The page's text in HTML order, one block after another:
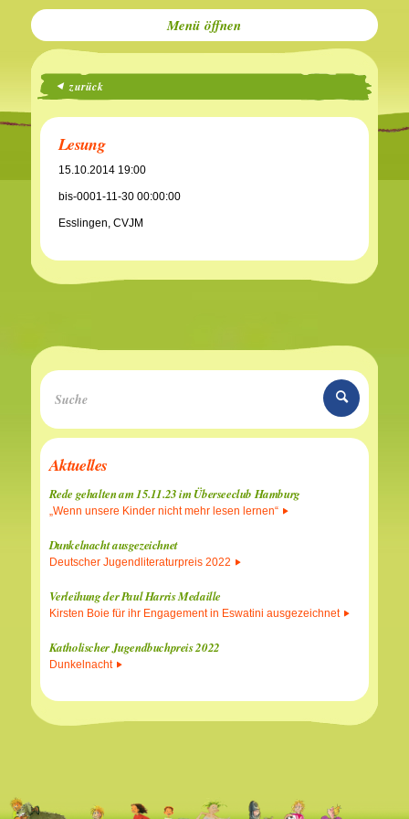
Menü
zurück
Lesung
15.10.2014 19:00
bis-0001-11-30 00:00:00
Esslingen, CVJM
Aktuelles
Rede gehalten am 15.11.23 im Überseeclub Hamburg
„Wenn unsere Kinder nicht mehr lesen lernen“
Dunkelnacht ausgezeichnet
Deutscher Jugendliteraturpreis 2022
Verleihung der Paul Harris Medaille
Kirsten Boie für ihr Engagement in Eswatini ausgezeichnet
Katholischer Jugendbuchpreis 2022
Dunkelnacht